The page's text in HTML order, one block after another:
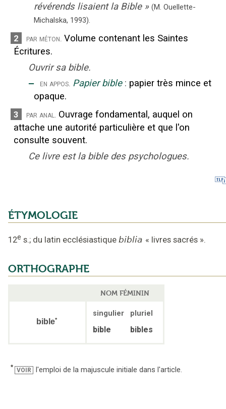
révérends lisaient la Bible » (M. Ouellette-
Michalska, 1993).
2 par méton. Volume contenant les Saintes
Écritures.
Ouvrir sa bible.
‒ en appos. Papier bible : papier très mince et
opaque.
3 par anal. Ouvrage fondamental, auquel on
attache une autorité particulière et que l'on
consulte souvent.
Ce livre est la bible des psychologues.
ÉTYMOLOGIE
12e s.; du latin ecclésiastique biblia « livres sacrés ».
ORTHOGRAPHE
NOM FÉMININ
bible*
singulier pluriel
bible bibles
* VOIR l'emploi de la majuscule initiale dans l'article.